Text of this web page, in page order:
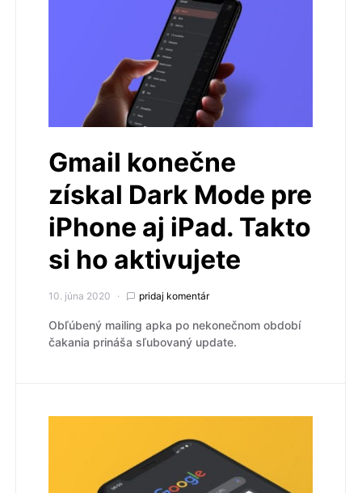
Gmail konečne
získal Dark Mode pre
iPhone aj iPad. Takto
si ho aktivujete
10. júna 2020 pridaj komentár
Obľúbený mailing apka po nekonečnom období
čakania prináša sľubovaný update.